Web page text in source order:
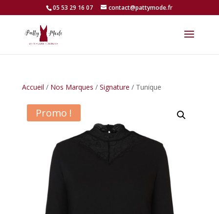
05 53 29 16 07 contact@pattymode.fr
Accueil / Nos Marques / Signature / Tunique
Promo !